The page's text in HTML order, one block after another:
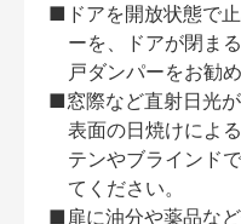
■ドアを開放状態で
ーを、ドアが閉ま
戸ダンパーをお勧め
■窓際など直射日光が
表面の日焼けによ
テンやブラインド
てください。
■扉に油分や薬品な